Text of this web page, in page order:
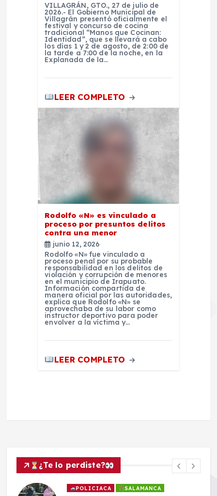
VILLAGRÁN, GTO., 27 de julio de
2026.- El Gobierno Municipal de
Villagrán presentó oficialmente el
festival y concurso de cocina
tradicional “Manos que Cocinan:
Identidad”, que se llevará a cabo
los días 1 y 2 de agosto, de 2:00 de
la tarde a 7:00 de la noche, en la
Explanada de la…
LEER COMPLETO
Rodolfo «N» es vinculado a
proceso por presuntos delitos
contra una menor
junio 12, 2026
Rodolfo «N» fue vinculado a
proceso penal por su probable
responsabilidad en los delitos de
violación y corrupción de menores
en el municipio de Irapuato.
Información compartida de
manera oficial por las autoridades,
explica que Rodolfo «N» se
aprovechaba de su labor como
instructor deportivo para poder
envolver a la víctima y…
LEER COMPLETO
¿Te lo perdiste?
POLICIACA SALAMANCA